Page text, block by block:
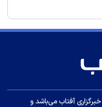
دهیم تا مردم
منطقه است
آفتاب می‌باشد و